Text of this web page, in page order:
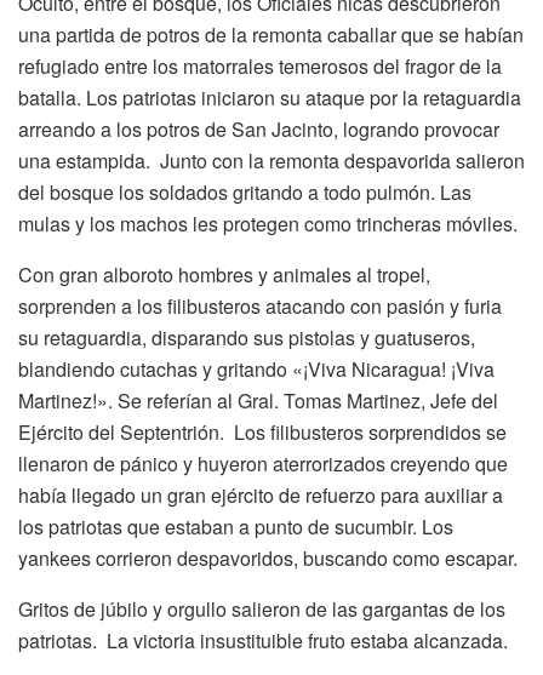
una partida de potros de la remonta caballar que se habían
refugiado entre los matorrales temerosos del fragor de la
batalla. Los patriotas iniciaron su ataque por la retaguardia
arreando a los potros de San Jacinto, logrando provocar
una estampida. Junto con la remonta despavorida salieron
del bosque los soldados gritando a todo pulmón. Las
mulas y los machos les protegen como trincheras móviles.
Con gran alboroto hombres y animales al tropel,
sorprenden a los filibusteros atacando con pasión y furia
su retaguardia, disparando sus pistolas y guatuseros,
blandiendo cutachas y gritando «¡Viva Nicaragua! ¡Viva
Martinez!». Se referían al Gral. Tomas Martinez, Jefe del
Ejército del Septentrión. Los filibusteros sorprendidos se
llenaron de pánico y huyeron aterrorizados creyendo que
había llegado un gran ejército de refuerzo para auxiliar a
los patriotas que estaban a punto de sucumbir. Los
yankees corrieron despavoridos, buscando como escapar.
Gritos de júbilo y orgullo salieron de las gargantas de los
patriotas. La victoria insustituible fruto estaba alcanzada.